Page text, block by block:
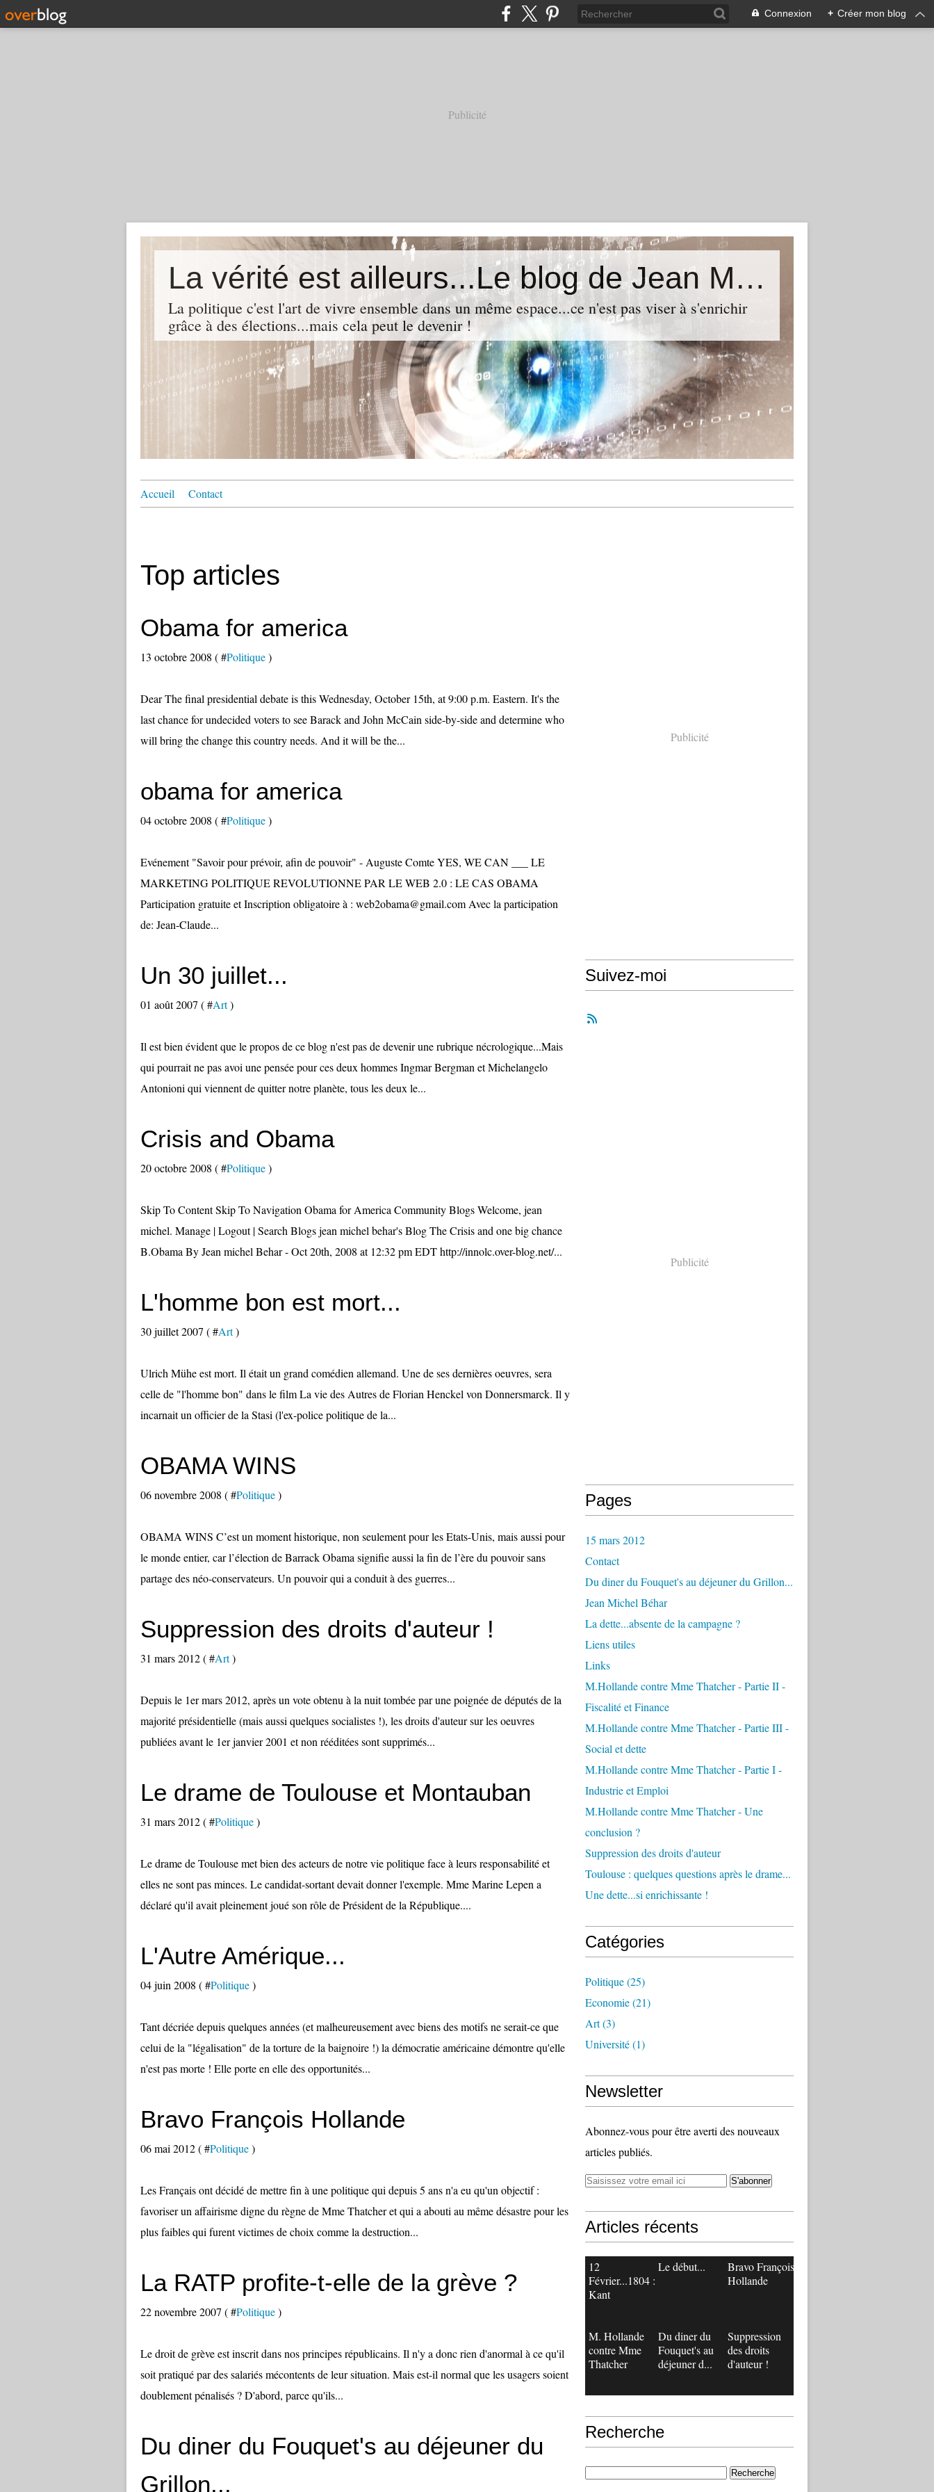
Connexion + Créer mon blog
Publicité
La vérité est ailleurs...Le blog de Jean Michel Béhar
La politique c'est l'art de vivre ensemble dans un même espace...ce n'est pas viser à s'enrichir
grâce à des élections...mais cela peut le devenir !
Accueil Contact
Top articles
Obama for america
13 octobre 2008 ( #Politique)
Dear The final presidential debate is this Wednesday, October 15th, at 9:00 p.m. Eastern. It's the
last chance for undecided voters to see Barack and John McCain side-by-side and determine who
will bring the change this country needs. And it will be the...
obama for america
04 octobre 2008 ( #Politique)
Evénement "Savoir pour prévoir, afin de pouvoir" - Auguste Comte YES, WE CAN ___ LE
MARKETING POLITIQUE REVOLUTIONNE PAR LE WEB 2.0 : LE CAS OBAMA
Participation gratuite et Inscription obligatoire à : web2obama@gmail.com Avec la participation
de: Jean-Claude...
Un 30 juillet...
01 août 2007 ( #Art)
Il est bien évident que le propos de ce blog n'est pas de devenir une rubrique nécrologique...Mais
qui pourrait ne pas avoi une pensée pour ces deux hommes Ingmar Bergman et Michelangelo
Antonioni qui viennent de quitter notre planète, tous les deux le...
Crisis and Obama
20 octobre 2008 ( #Politique)
Skip To Content Skip To Navigation Obama for America Community Blogs Welcome, jean
michel. Manage | Logout | Search Blogs jean michel behar's Blog The Crisis and one big chance
B.Obama By Jean michel Behar - Oct 20th, 2008 at 12:32 pm EDT http://innolc.over-blog.net/...
L'homme bon est mort...
30 juillet 2007 ( #Art)
Ulrich Mühe est mort. Il était un grand comédien allemand. Une de ses dernières oeuvres, sera
celle de "l'homme bon" dans le film La vie des Autres de Florian Henckel von Donnersmarck. Il y
incarnait un officier de la Stasi (l'ex-police politique de la...
OBAMA WINS
06 novembre 2008 ( #Politique)
OBAMA WINS C’est un moment historique, non seulement pour les Etats-Unis, mais aussi pour
le monde entier, car l’élection de Barrack Obama signifie aussi la fin de l’ère du pouvoir sans
partage des néo-conservateurs. Un pouvoir qui a conduit à des guerres...
Suppression des droits d'auteur !
31 mars 2012 ( #Art)
Depuis le 1er mars 2012, après un vote obtenu à la nuit tombée par une poignée de députés de la
majorité présidentielle (mais aussi quelques socialistes !), les droits d'auteur sur les oeuvres
publiées avant le 1er janvier 2001 et non rééditées sont supprimés...
Le drame de Toulouse et Montauban
31 mars 2012 ( #Politique)
Le drame de Toulouse met bien des acteurs de notre vie politique face à leurs responsabilité et
elles ne sont pas minces. Le candidat-sortant devait donner l'exemple. Mme Marine Lepen a
déclaré qu'il avait pleinement joué son rôle de Président de la République....
L'Autre Amérique...
04 juin 2008 ( #Politique)
Tant décriée depuis quelques années (et malheureusement avec biens des motifs ne serait-ce que
celui de la "légalisation" de la torture de la baignoire !) la démocratie américaine démontre qu'elle
n'est pas morte ! Elle porte en elle des opportunités...
Bravo François Hollande
06 mai 2012 ( #Politique)
Les Français ont décidé de mettre fin à une politique qui depuis 5 ans n'a eu qu'un objectif :
favoriser un affairisme digne du règne de Mme Thatcher et qui a abouti au même désastre pour les
plus faibles qui furent victimes de choix comme la destruction...
La RATP profite-t-elle de la grève ?
22 novembre 2007 ( #Politique)
Le droit de grève est inscrit dans nos principes républicains. Il n'y a donc rien d'anormal à ce qu'il
soit pratiqué par des salariés mécontents de leur situation. Mais est-il normal que les usagers soient
doublement pénalisés ? D'abord, parce qu'ils...
Du diner du Fouquet's au déjeuner du
Grillon...
Publicité
Suivez-moi
Publicité
Pages
15 mars 2012
Contact
Du diner du Fouquet's au déjeuner du Grillon...
Jean Michel Béhar
La dette...absente de la campagne ?
Liens utiles
Links
M.Hollande contre Mme Thatcher - Partie II -
Fiscalité et Finance
M.Hollande contre Mme Thatcher - Partie III -
Social et dette
M.Hollande contre Mme Thatcher - Partie I -
Industrie et Emploi
M.Hollande contre Mme Thatcher - Une
conclusion ?
Suppression des droits d'auteur
Toulouse : quelques questions après le drame...
Une dette...si enrichissante !
Catégories
Politique(25)
Economie(21)
Art(3)
Université(1)
Newsletter
Abonnez-vous pour être averti des nouveaux
articles publiés.
Articles récents
12
Février...1804 :
Kant
Le début...
Bravo François
Hollande
M. Hollande
contre Mme
Thatcher
Du diner du
Fouquet's au
déjeuner d...
Suppression
des droits
d'auteur !
Recherche